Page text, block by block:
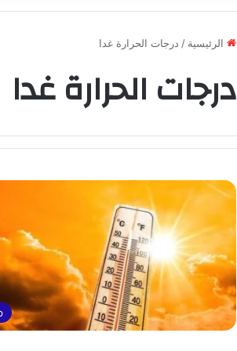
الرئيسية / درجات الحرارة غدا
درجات الحرارة غدا